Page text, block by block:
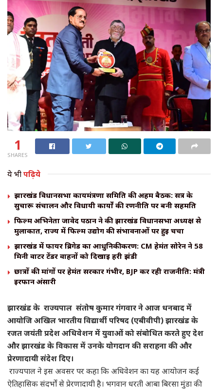
1
SHARES
ये भीपढ़िये
झारखंड विधानसभा कार्यमंत्रणा समिति की अहम बैठक: सत्र के
सुचारू संचालन और विधायी कार्यों की रणनीति पर बनी सहमति
फिल्म अभिनेता जावेद पठान ने की झारखंड विधानसभा अध्यक्ष से
मुलाकात, राज्य में फिल्म उद्योग की संभावनाओं पर हुई चर्चा
झारखंड में फायर ब्रिगेड का आधुनिकीकरण: CM हेमंत सोरेन ने 58
मिनी वाटर टेंडर वाहनों को दिखाई हरी झंडी
छात्रों की मांगों पर हेमंत सरकार गंभीर, BJP कर रही राजनीति: मंत्री
इरफान अंसारी
झारखंड के राज्यपाल संतोष कुमार गंगवार ने आज धनबाद में
आयोजि अखिल भारतीय विद्यार्थी परिषद (एबीवीपी) झारखंड के
रजत जयंती प्रदेश अधिवेशन में युवाओं को संबोधित करते हुए देश
और झारखंड के विकास में उनके योगदान की सराहना की और
प्रेरणादायी संदेश दिए।
राज्यपाल ने इस अवसर पर कहा कि अधिवेशन का यह आयोजन कई
ऐतिहासिक संदर्भों से प्रेरणादायी है। भगवान धरती आबा बिरसा मुंडा की